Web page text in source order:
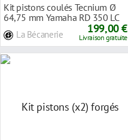
Kit pistons coulés Tecnium Ø
64,75 mm Yamaha RD 350 LC
La Bécanerie 199,00 €
Livraison gratuite